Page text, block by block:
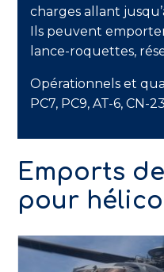
charges allant
Ils peuvent
lance-roquettes,
Opérationnels et
PC7, PC9, AT-6, CN-
Emports
pour